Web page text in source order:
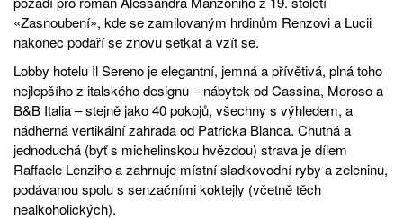
«Zasnoubení», kde se zamilovaným hrdinům Renzovi a Lucii
nakonec podaří se znovu setkat a vzít se.
Lobby hotelu Il Sereno je elegantní, jemná a přívětivá, plná toho
nejlepšího z italského designu – nábytek od Cassina, Moroso a
B&B Italia – stejně jako 40 pokojů, všechny s výhledem, a
nádherná vertikální zahrada od Patricka Blanca. Chutná a
jednoduchá (byť s michelinskou hvězdou) strava je dílem
Raffaele Lenziho a zahrnuje místní sladkovodní ryby a zeleninu,
podávanou spolu s senzačními koktejly (včetně těch
nealkoholických).